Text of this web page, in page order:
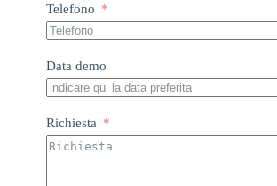
Telefono
Data demo
Richiesta